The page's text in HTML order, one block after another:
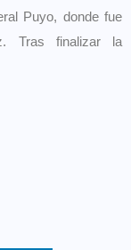
Puyo, donde fue
Tras finalizar la